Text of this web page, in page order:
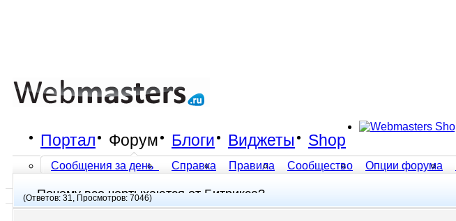
Портал Форум
Сообщения за день Справка Правила Сообщество Опции форума
Все разделы прочитаны
Блоги Виджеты Shop
Почему все чертыхаются от Битрикса?
(Ответов: 31, Просмотров: 7046)